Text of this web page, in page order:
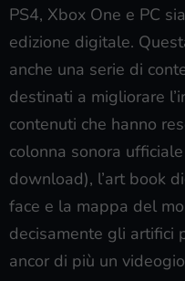
PS4, Xbox One e PC
edizione digitale.
anche una serie di
destinati a migliorare
contenuti che hanno
colonna sonora
download), l’art book
face e la mappa del
decisamente gli artifici
ancor di più un